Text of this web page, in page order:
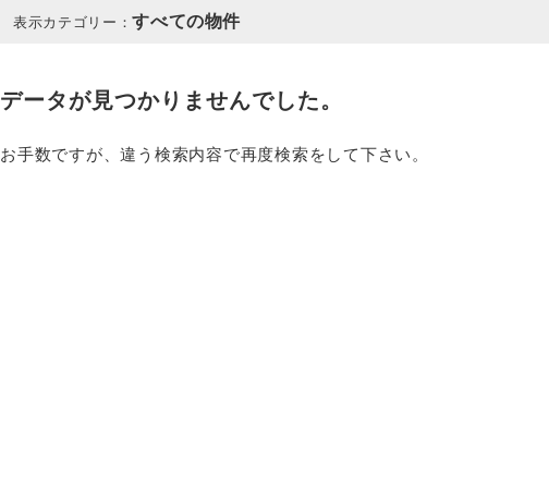
表示カテゴリー：すべての物件
データが見つかりませんでした。
お手数ですが、違う検索内容で再度検索をして下さい。